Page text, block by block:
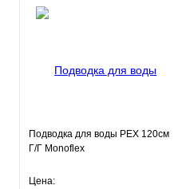
Подводка для воды РЕХ 120см
Г/Г Monoflex
Цена: